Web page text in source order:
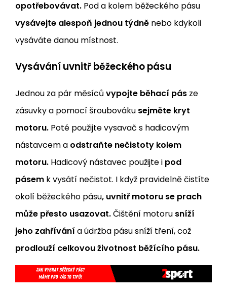
opotřebovávat. Pod a kolem běžeckého pásu
vysávejte alespoň jednou týdně nebo kdykoli
vysáváte danou místnost.
Vysávání uvnitř běžeckého pásu
Jednou za pár měsíců vypojte běhací pás ze
zásuvky a pomocí šroubováku sejměte kryt
motoru. Poté použijte vysavač s hadicovým
nástavcem a odstraňte nečistoty kolem
motoru. Hadicový nástavec použijte i pod
pásem k vysátí nečistot. I když pravidelně čistíte
okolí běžeckého pásu, uvnitř motoru se prach
může přesto usazovat.Čištění motoru sníží
jeho zahřívání a údržba pásu sníží tření, což
prodlouží celkovou životnost běžícího pásu.